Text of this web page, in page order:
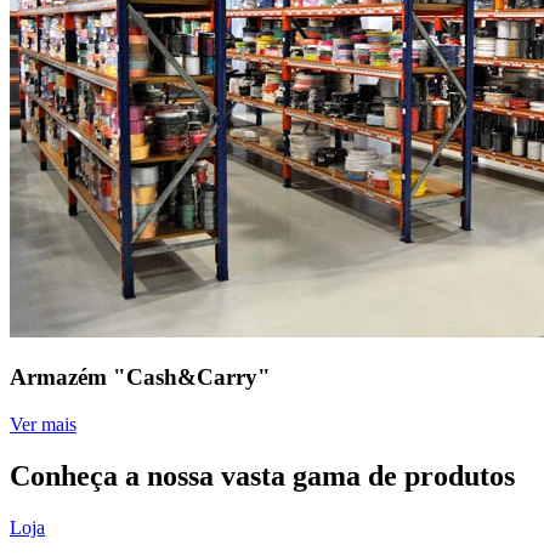
Armazém "Cash&Carry"
Ver mais
Conheça a nossa vasta gama de produtos
Loja